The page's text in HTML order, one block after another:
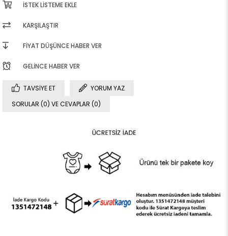
İSTEK LISTEME EKLE
KARŞILAŞTIR
FIYAT DÜŞÜNCE HABER VER
GELINCE HABER VER
TAVSIYE ET
YORUM YAZ
SORULAR (0) VE CEVAPLAR (0)